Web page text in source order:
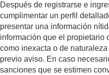
Después de registrarse e
cumplimentar un perfil
presentar una información
información que el propietario
como inexacta o de
previo aviso. En caso
sanciones que se estimen